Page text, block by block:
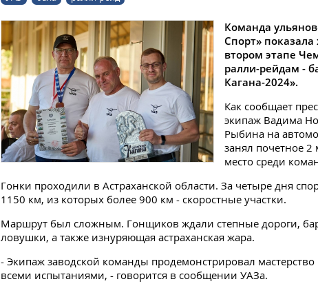
Команда
Спорт»
втором этапе
ралли-рейдам -
Кагана-2024».
Как сообщает
экипаж Вадима
Рыбина на
занял почетное 2
место среди
Гонки проходили в Астраханской области. За четыре дня
1150 км, из которых более 900 км - скоростные участки.
Маршрут был сложным. Гонщиков ждали степные дороги,
ловушки, а также изнуряющая астраханская жара.
- Экипаж заводской команды продемонстрировал
всеми испытаниями, - говорится в сообщении УАЗа.